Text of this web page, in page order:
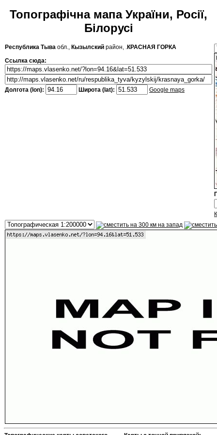
Топографічна мапа України, Росії,
Білорусі
Республика Тыва обл., Кызылский район, .КРАСНАЯ ГОРКА
Ссылка сюда:
Долгота (lon): Широта (lat): Google maps